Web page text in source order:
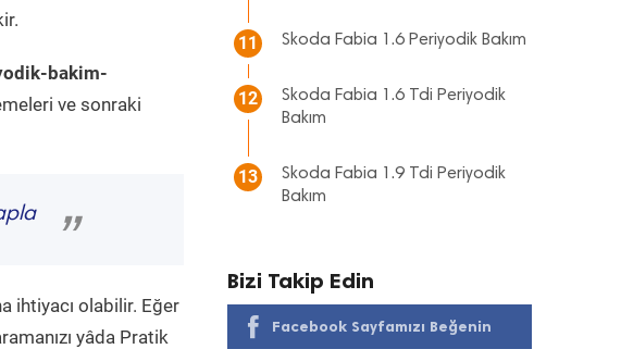
bakim-
ve sonraki
”
ihtiyacı olabilir. Eğer
yâda Pratik
11 Skoda Fabia 1.6 Periyodik Bakım
12
Skoda Fabia 1.6 Tdi Periyodik
Bakım
13
Skoda Fabia 1.9 Tdi Periyodik
Bakım
Bizi Takip Edin
Facebook Sayfamızı Beğenin